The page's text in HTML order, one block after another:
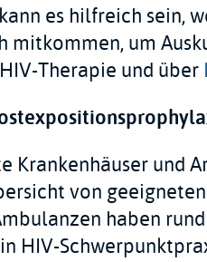
es hilfreich sein,
mitkommen, um
Therapie und über
Krankenhäuser und
von
haben
HIV-